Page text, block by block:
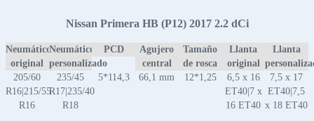
Nissan Primera HB (P12) 2017 2.2 dCi
Neumático
original
Neumático
personalizado
PCD
Agujero
central
Tamaño
de rosca
Llanta
original
Llanta
205/60
R16|215/55
R16
235/45
R17|235/40
R18
5*114,3 66,1 mm 12*1,25
6,5 x 16
ET40|7 x
16 ET40
7,5 x 17
ET40|7,5
x 18 ET40